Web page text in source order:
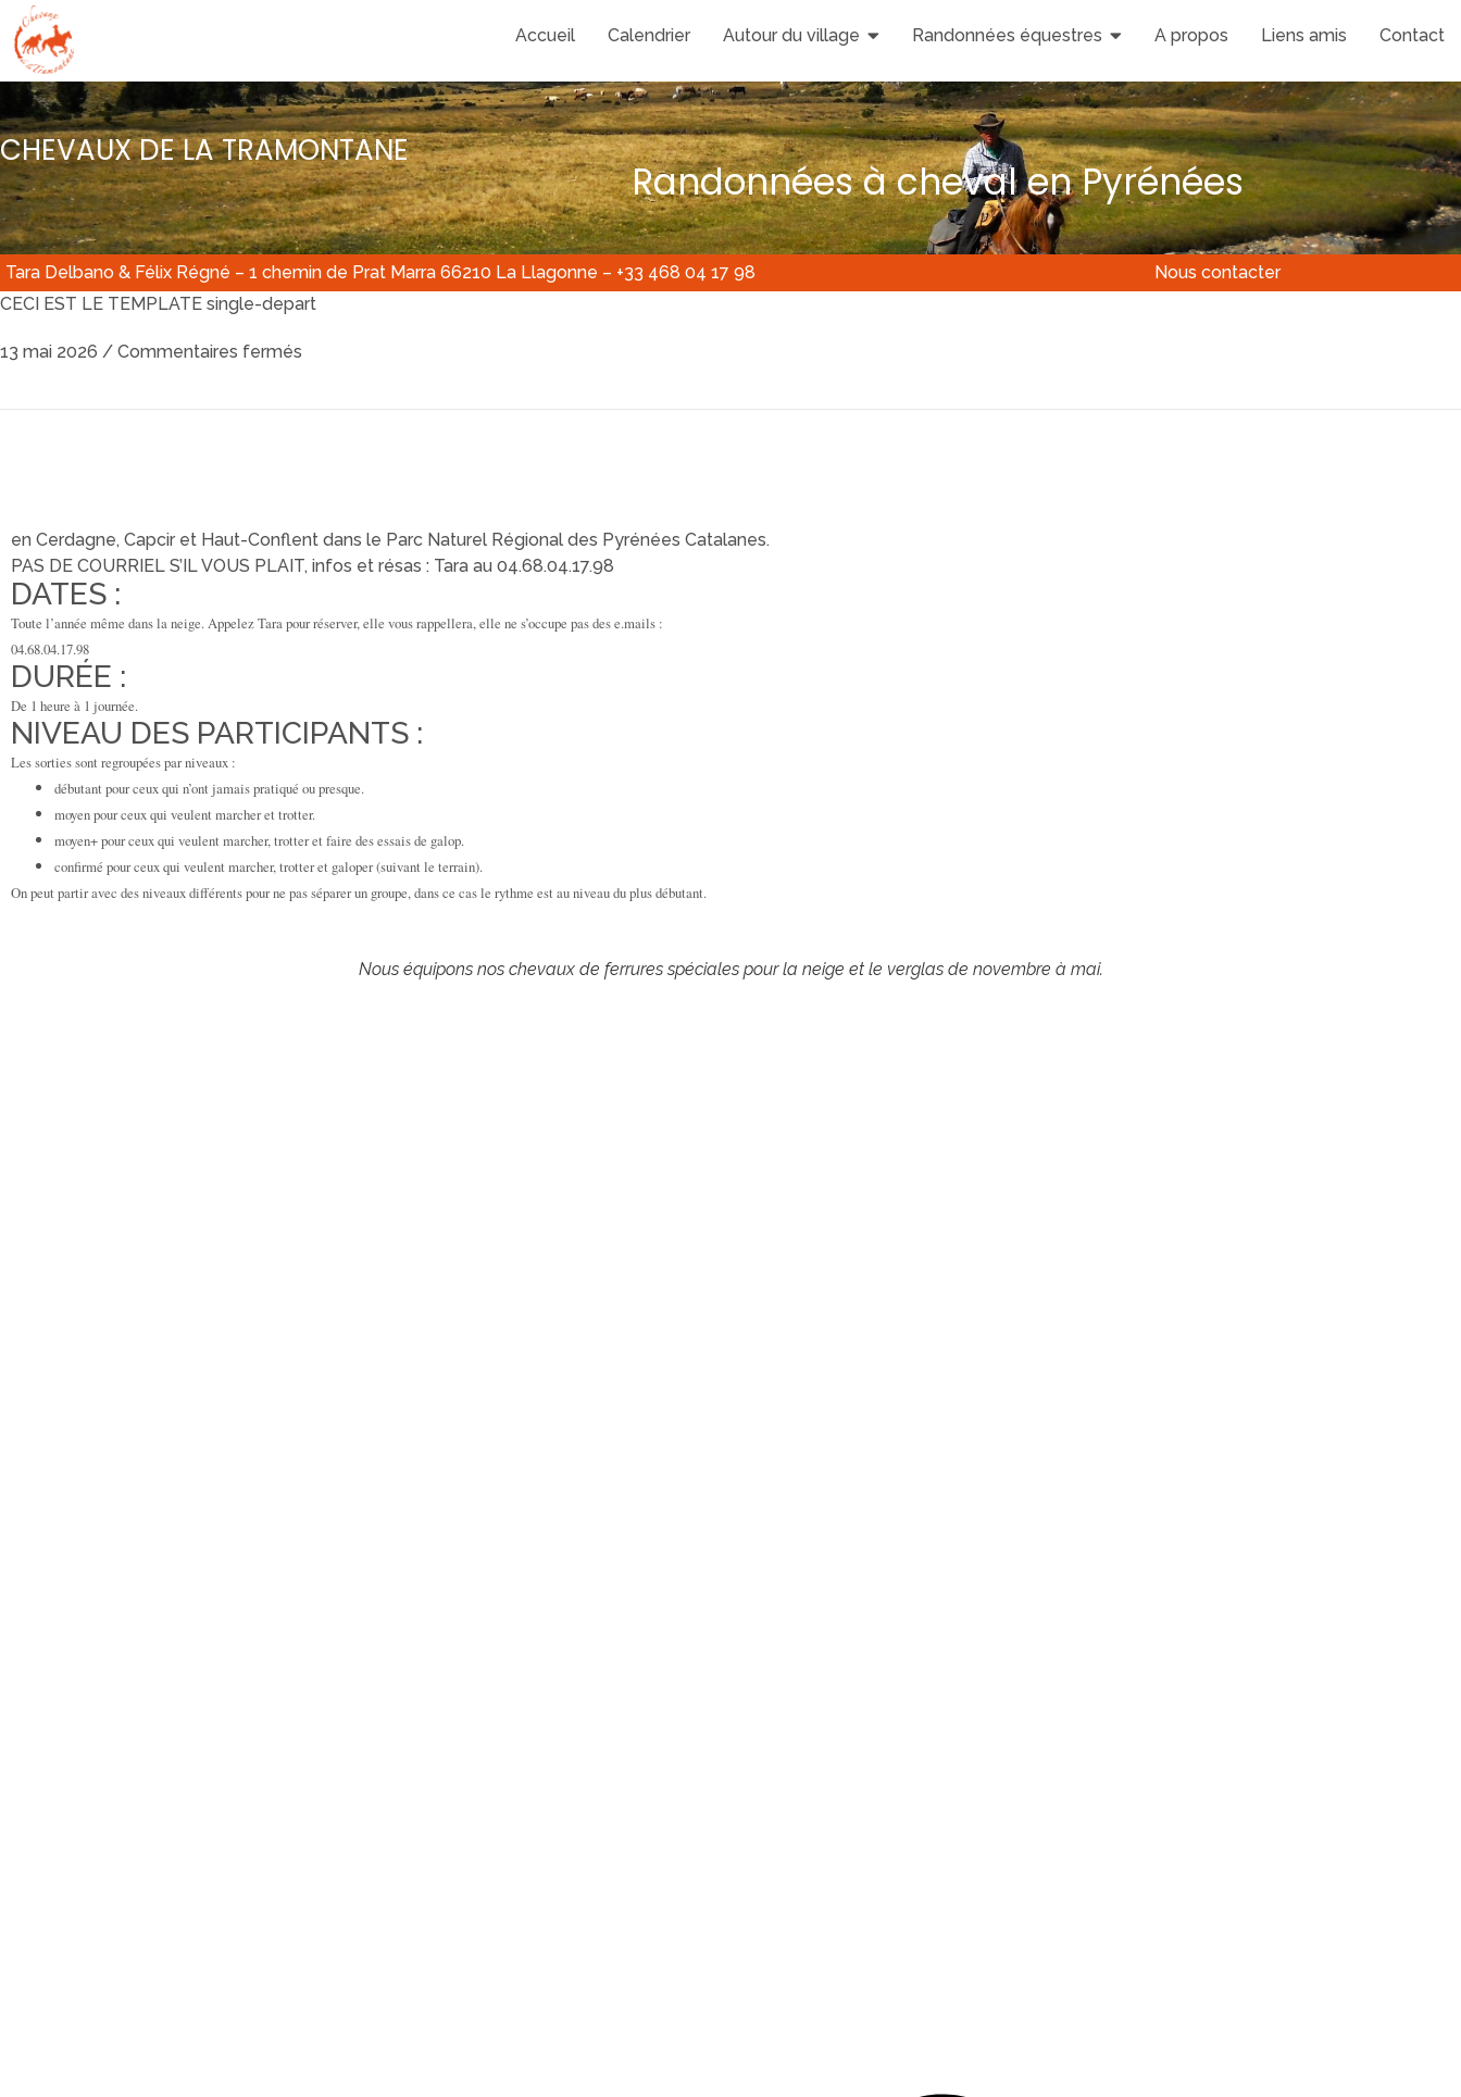
Accueil Calendrier Autour du village Randonnées équestres A propos Liens amis Contact
CHEVAUX DE LA TRAMONTANE
Randonnées à cheval en Pyrénées
Tara Delbano & Félix Régné – 1 chemin de Prat Marra 66210 La Llagonne – +33 468 04 17 98
Nous contacter
CECI EST LE TEMPLATE single-depart
13 mai 2026 / Commentaires fermés
en Cerdagne, Capcir et Haut-Conflent dans le Parc Naturel Régional des Pyrénées Catalanes.
PAS DE COURRIEL S’IL VOUS PLAIT, infos et résas : Tara au 04.68.04.17.98
DATES :
Toute l’année même dans la neige. Appelez Tara pour réserver, elle vous rappellera, elle ne s’occupe pas des e.mails :
04.68.04.17.98
DURÉE :
De 1 heure à 1 journée.
NIVEAU DES PARTICIPANTS :
Les sorties sont regroupées par niveaux :
débutant pour ceux qui n’ont jamais pratiqué ou presque.
moyen pour ceux qui veulent marcher et trotter.
moyen+ pour ceux qui veulent marcher, trotter et faire des essais de galop.
confirmé pour ceux qui veulent marcher, trotter et galoper (suivant le terrain).
On peut partir avec des niveaux différents pour ne pas séparer un groupe, dans ce cas le rythme est au niveau du plus débutant.
Nous équipons nos chevaux de ferrures spéciales pour la neige et le verglas de novembre à mai.